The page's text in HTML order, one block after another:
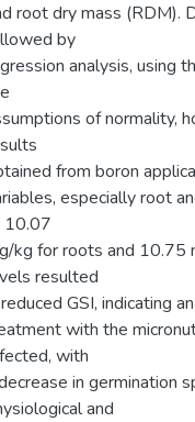
root dry mass (RDM).
by
analysis, using
of normality,
from boron
especially root
10.07
kg for roots and 10.75
resulted
GSI, indicating
with the
with
in germination
and